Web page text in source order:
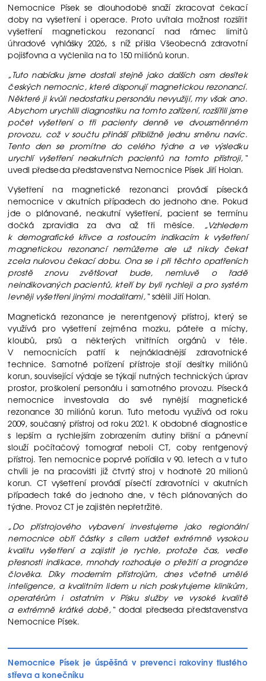
Nemocnice Písek se dlouhodobě snaží zkracovat čekací
doby na vyšetření i operace. Proto uvítala možnost rozšířit
vyšetření magnetickou rezonancí nad rámec limitů
úhradové vyhlášky 2026, s níž přišla Všeobecná zdravotní
pojišťovna a vyčlenila na to 150 miliónů korun.
„Tuto nabídku jsme dostali stejně jako dalších osm desítek
českých nemocnic, které disponují magnetickou rezonancí.
Některé ji kvůli nedostatku personálu nevyužijí, my však ano.
Abychom urychlili diagnostiku na tomto zařízení, rozšířili jsme
počet vyšetření o tři pacienty denně ve dvousměnném
provozu, což v součtu přináší přibližně jednu směnu navíc.
Tento den se promítne do celého týdne a ve výsledku
urychlí vyšetření neakutních pacientů na tomto přístroji,“
uvedl předseda představenstva Nemocnice Písek Jiří Holan.
Vyšetření na magnetické rezonanci provádí písecká
nemocnice v akutních případech do jednoho dne. Pokud
jde o plánované, neakutní vyšetření, pacient se termínu
dočká zpravidla za dva až tři měsíce. „Vzhledem
k demografické křivce a rostoucím indikacím k vyšetření
magnetickou rezonancí nemůžeme ale už nikdy čekat
zcela nulovou čekací dobu. Ona se i při těchto opatřeních
prostě znovu zvětšovat bude, nemluvě o řadě
neindikovaných pacientů, kteří by byli rychleji a pro systém
levněji vyšetřeni jinými modalitami,“sdělil Jiří Holan.
Magnetická rezonance je nerentgenový přístroj, který se
využívá pro vyšetření zejména mozku, páteře a míchy,
kloubů, prsů a některých vnitřních orgánů v těle.
V nemocnicích patří k nejnákladnější zdravotnické
technice. Samotné pořízení přístroje stojí desítky miliónů
korun, související výdaje se týkají nutných technických úprav
prostor, proškolení personálu i samotného provozu. Písecká
nemocnice investovala do své nynější magnetické
rezonance 30 miliónů korun. Tuto metodu využívá od roku
2009, současný přístroj od roku 2021. K obdobné diagnostice
s lepším a rychlejším zobrazením dutiny břišní a pánevní
slouží počítačový tomograf neboli CT, coby rentgenový
přístroj. Ten nemocnice poprvé pořídila v 90. letech a v tuto
chvíli je na pracovišti již čtvrtý stroj v hodnotě 20 milionů
korun. CT vyšetření provádí písečtí zdravotníci v akutních
případech také do jednoho dne, v těch plánovaných do
týdne. Provoz CT je zajištěn nepřetržitě.
„Do přístrojového vybavení investujeme jako regionální
nemocnice obří částky s cílem udržet extrémně vysokou
kvalitu vyšetření a zajistit je rychle, protože čas, vedle
přesnosti indikace, mnohdy rozhoduje o přežití a prognóze
člověka. Díky moderním přístrojům, dnes včetně umělé
inteligence, a kvalitním lidem u nich poskytujeme klinikům,
operatérům i ostatním v Písku služby ve vysoké kvalitě
a extrémně krátké době,“dodal předseda představenstva
Nemocnice Písek.
Nemocnice Písek je úspěšná v prevenci rakoviny tlustého
střeva a konečníku